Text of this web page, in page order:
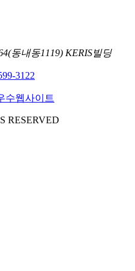
동내동1119) KERIS빌딩
3122
RESERVED